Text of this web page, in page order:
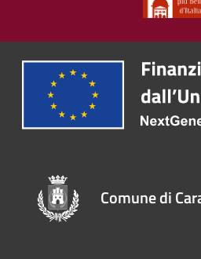
Comune di